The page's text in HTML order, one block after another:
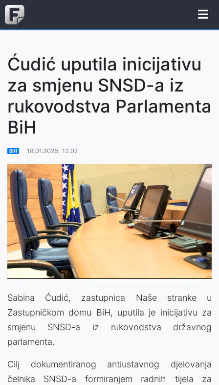
Ćudić uputila inicijativu
za smjenu SNSD-a iz
rukovodstva Parlamenta
BiH
BiH 18.01.2025. 12:07
Sabina Ćudić, zastupnica Naše stranke u
Zastupničkom domu BiH, uputila je inicijativu za
smjenu SNSD-a iz rukovodstva državnog
parlamenta.
Cilj dokumentiranog antiustavnog djelovanja
čelnika SNSD-a formiranjem radnih tijela za